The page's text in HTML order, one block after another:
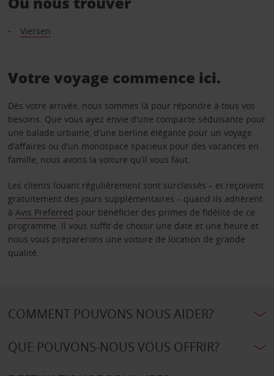
Viersen
Votre voyage commence ici.
Dès votre arrivée, nous sommes là pour répondre à tous vos
besoins. Que vous ayez envie d’une compacte séduisante pour
une balade urbaine, d’une berline élégante pour un voyage
d’affaires ou d’un monospace spacieux pour des vacances en
famille, nous avons la voiture qu’il vous faut.
Les clients louant régulièrement sont surclassés – et reçoivent
gratuitement des jours supplémentaires – quand ils adhèrent
à Avis Preferred pour bénéficier des primes de fidélité de ce
programme. Il vous suffit de choisir une date et une heure et
nous vous préparerons une voiture de location de grande
qualité.
COMMENT POUVONS NOUS AIDER?
QUE POUVONS-NOUS VOUS OFFRIR?